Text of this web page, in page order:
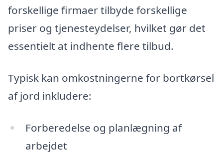
forskellige firmaer tilbyde forskellige
priser og tjenesteydelser, hvilket gør det
essentielt at indhente flere tilbud.
Typisk kan omkostningerne for bortkørsel
af jord inkludere:
Forberedelse og planlægning af
arbejdet